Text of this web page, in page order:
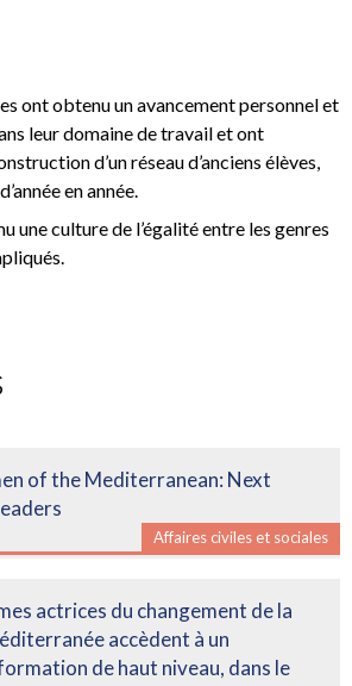
ont obtenu un avancement personnel et
leur domaine de travail et ont
d’un réseau d’anciens élèves,
en année.
une culture de l’égalité entre les genres
of the Mediterranean: Next
Affaires civiles et sociales
actrices du changement de la
accèdent à un
de haut niveau, dans le